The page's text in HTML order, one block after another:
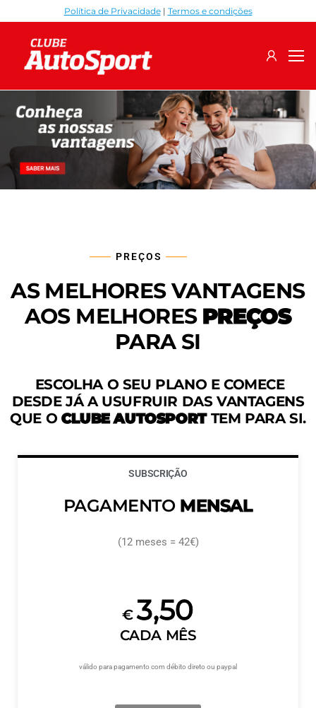
Política de Privacidade| Termos e condições
PREÇOS
AS MELHORES VANTAGENS
AOS MELHORES PREÇOS
PARA SI
ESCOLHA O SEU PLANO E COMECE
DESDE JÁ A USUFRUIR DAS VANTAGENS
QUE O CLUBE AUTOSPORT TEM PARA SI.
SUBSCRIÇÃO
PAGAMENTO MENSAL
(12 meses = 42€)
€3,50
CADA MÊS
válido para pagamento com débito direto ou paypal